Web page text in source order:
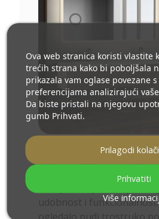
ZOOM ogledalo -
Ovo
ogledalo ugrađeno u
idealan je alat za osobe
udobnost i funkcionalnost.
Ova web stranica koristi vlastite
trećih strana kako bi poboljšala
prikazala vam oglase povezane
preferencijama analizirajući
Da biste pristali na njegovu
gumb Prihvati.
Više
Prilagodi
Prihvatiti